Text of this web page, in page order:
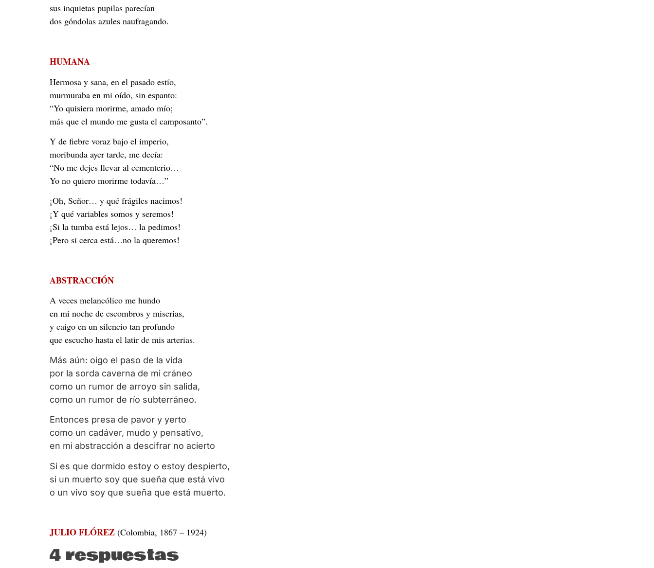
sus inquietas pupilas parecían
dos góndolas azules naufragando.
HUMANA
Hermosa y sana, en el pasado estío,
murmuraba en mi oído, sin espanto:
“Yo quisiera morirme, amado mío;
más que el mundo me gusta el camposanto”.
Y de fiebre voraz bajo el imperio,
moribunda ayer tarde, me decía:
“No me dejes llevar al cementerio…
Yo no quiero morirme todavía…”
¡Oh, Señor… y qué frágiles nacimos!
¡Y qué variables somos y seremos!
¡Si la tumba está lejos… la pedimos!
¡Pero si cerca está…no la queremos!
ABSTRACCIÓN
A veces melancólico me hundo
en mi noche de escombros y miserias,
y caigo en un silencio tan profundo
que escucho hasta el latir de mis arterias.
Más aún: oigo el paso de la vida
por la sorda caverna de mi cráneo
como un rumor de arroyo sin salida,
como un rumor de río subterráneo.
Entonces presa de pavor y yerto
como un cadáver, mudo y pensativo,
en mi abstracción a descifrar no acierto
Si es que dormido estoy o estoy despierto,
si un muerto soy que sueña que está vivo
o un vivo soy que sueña que está muerto.
JULIO FLÓREZ (Colombia, 1867 – 1924)
4 respuestas